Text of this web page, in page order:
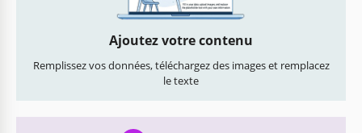
Ajoutez votre contenu
Remplissez vos données, téléchargez des images et remplacez
le texte